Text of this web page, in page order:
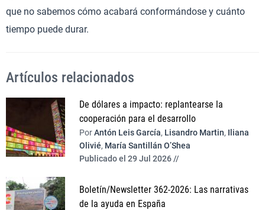
que no sabemos cómo acabará conformándose y cuánto
tiempo puede durar.
Artículos relacionados
De dólares a impacto: replantearse la
cooperación para el desarrollo
PorAntón Leis García, Lisandro Martin, Iliana
Olivié, María Santillán O’Shea
Publicado el 29 Jul 2026 //
Boletín/Newsletter 362-2026: Las narrativas
de la ayuda en España